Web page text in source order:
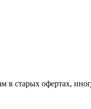
старых офертах,